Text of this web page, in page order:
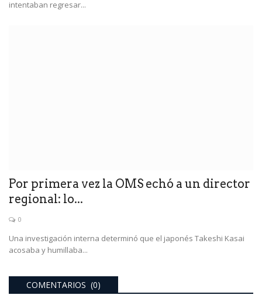
intentaban regresar...
Por primera vez la OMS echó a un director
regional: lo...
0
Una investigación interna determinó que el japonés Takeshi Kasai
acosaba y humillaba...
COMENTARIOS (0)